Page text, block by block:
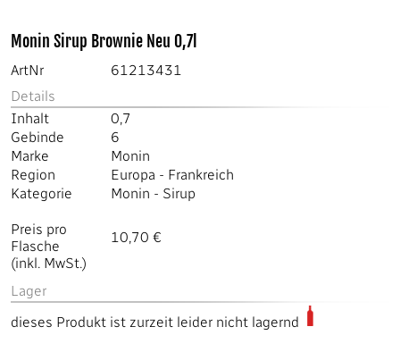
Monin Sirup Brownie Neu 0,7l
ArtNr
61213431
Details
Inhalt
0,7
Gebinde
6
Marke
Monin
Region
Europa - Frankreich
Kategorie
Monin - Sirup
Preis pro
Flasche
(inkl. MwSt.)
10,70 €
Lager
dieses Produkt ist zurzeit leider nicht lagernd